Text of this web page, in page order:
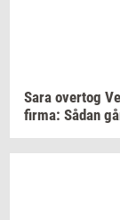
Sara over­tog
fir­ma: Sådan